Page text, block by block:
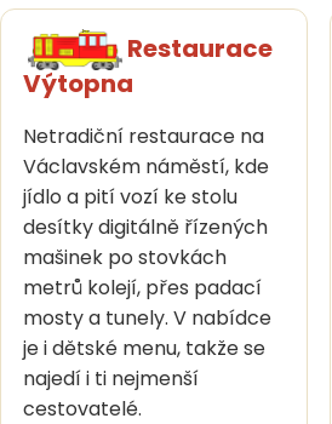
Restaurace
Výtopna
Netradiční restaurace na
Václavském náměstí, kde
jídlo a pití vozí ke stolu
desítky digitálně řízených
mašinek po stovkách
metrů kolejí, přes padací
mosty a tunely. V nabídce
je i dětské menu, takže se
najedí i ti nejmenší
cestovatelé.